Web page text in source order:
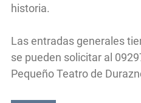
historia.
Las entradas generales
se pueden solicitar al
Pequeño Teatro de